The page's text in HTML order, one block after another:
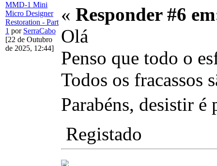
MMD-1 Mini
Micro Designer
Restoration - Part
1 por SerraCabo
[22 de Outubro
de 2025, 12:44]
« Responder #6
Olá
Penso que todo o
Todos os fracassos
Parabéns, desistir
Registado